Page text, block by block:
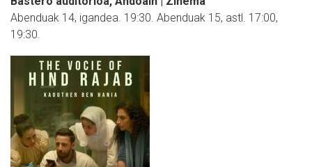
Abenduak 14, igandea. 19:30. Abenduak 15, astl. 17:00,
19:30.